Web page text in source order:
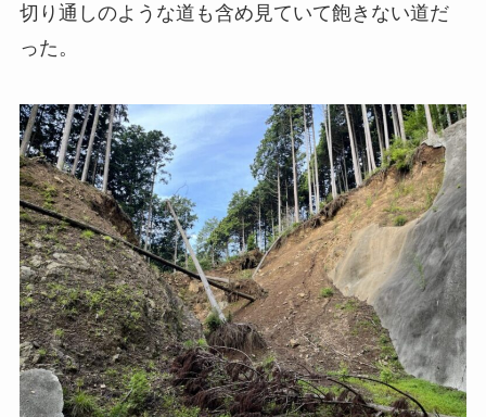
切り通しのような道も含め見ていて飽きない道だ
った。